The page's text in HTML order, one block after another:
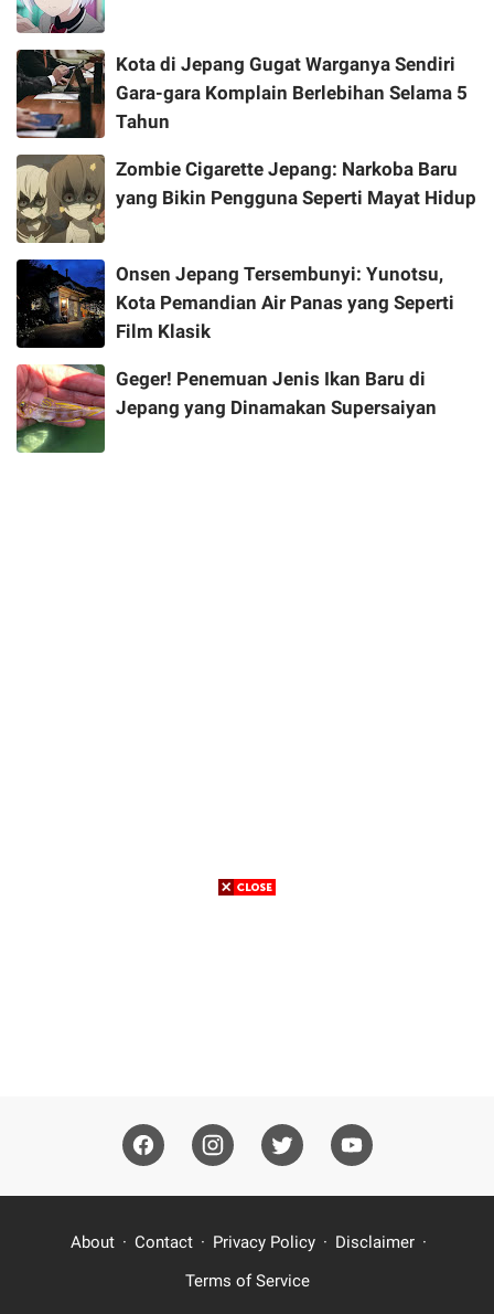
Kota di Jepang Gugat Warganya Sendiri
Gara-gara Komplain Berlebihan Selama 5
Tahun
Zombie Cigarette Jepang: Narkoba Baru
yang Bikin Pengguna Seperti Mayat Hidup
Onsen Jepang Tersembunyi: Yunotsu,
Kota Pemandian Air Panas yang Seperti
Film Klasik
Geger! Penemuan Jenis Ikan Baru di
Jepang yang Dinamakan Supersaiyan
About Contact Privacy Policy
Disclaimer
Terms of Service